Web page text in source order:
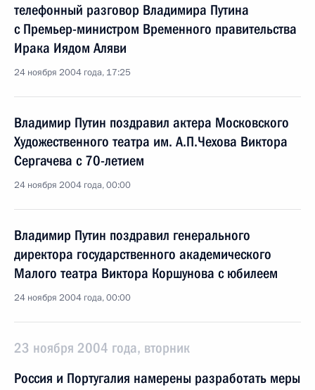
телефонный разговор Владимира Путина
с Премьер-министром Временного правительства
Ирака Иядом Аляви
24 ноября 2004 года, 17:25
Владимир Путин поздравил актера Московского
Художественного театра им. А.П.Чехова Виктора
Сергачева с 70-летием
24 ноября 2004 года, 00:00
Владимир Путин поздравил генерального
директора государственного академического
Малого театра Виктора Коршунова с юбилеем
24 ноября 2004 года, 00:00
23 ноября 2004 года, вторник
Россия и Португалия намерены разработать меры